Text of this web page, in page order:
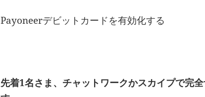
Payoneerデビットカードを有効化する
先着1名さま、チャットワークかスカイプで完